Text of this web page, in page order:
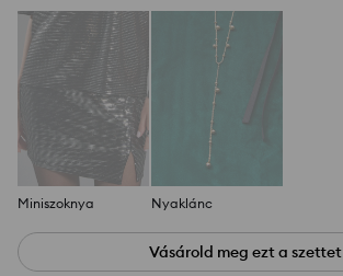
Miniszoknya Nyaklánc
Vásárold meg ezt a szettet